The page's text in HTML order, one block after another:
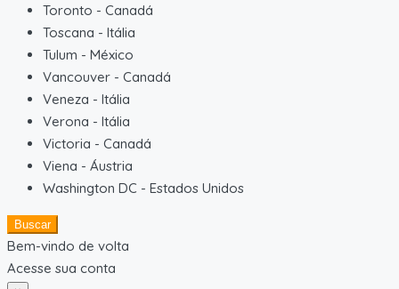
Toronto - Canadá
Toscana - Itália
Tulum - México
Vancouver - Canadá
Veneza - Itália
Verona - Itália
Victoria - Canadá
Viena - Áustria
Washington DC - Estados Unidos
Buscar
Bem-vindo de volta
Acesse sua conta